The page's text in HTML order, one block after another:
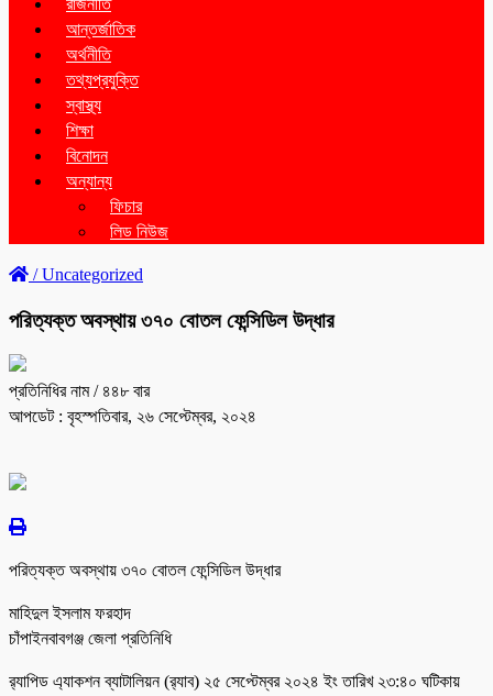
রাজনীতি
আন্তর্জাতিক
অর্থনীতি
তথ্যপ্রযুক্তি
স্বাস্থ্য
শিক্ষা
বিনোদন
অন্যান্য
ফিচার
লিড নিউজ
/Uncategorized
পরিত্যক্ত অবস্থায় ৩৭০ বোতল ফেন্সিডিল উদ্ধার
প্রতিনিধির নাম/ ৪৪৮ বার
আপডেট : বৃহস্পতিবার, ২৬ সেপ্টেম্বর, ২০২৪
পরিত্যক্ত অবস্থায় ৩৭০ বোতল ফেন্সিডিল উদ্ধার
মাহিদুল ইসলাম ফরহাদ
চাঁপাইনবাবগঞ্জ জেলা প্রতিনিধি
র‌্যাপিড এ্যাকশন ব্যাটালিয়ন (র‌্যাব) ২৫ সেপ্টেম্বর ২০২৪ ইং তারিখ ২৩:৪০ ঘটিকায়